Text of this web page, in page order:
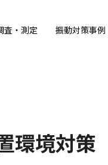
査・測定 振動対策事例
環境対策